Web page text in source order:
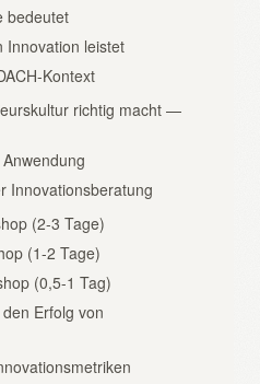
bedeutet
Innovation leistet
Kontext
richtig macht —
Innovationsberatung
(2-3 Tage)
(1-2 Tage)
(0,5-1 Tag)
Erfolg von